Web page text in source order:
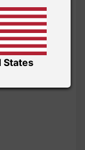
States